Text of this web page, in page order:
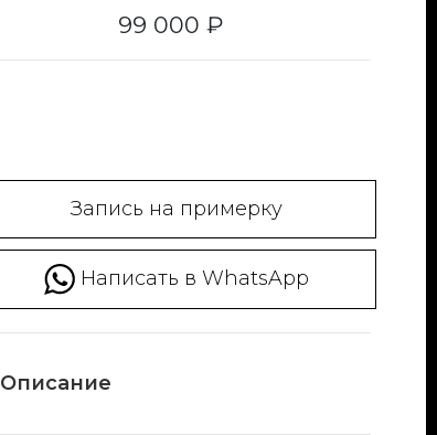
99 000 ₽
Запись на примерку
Написать в WhatsApp
Описание